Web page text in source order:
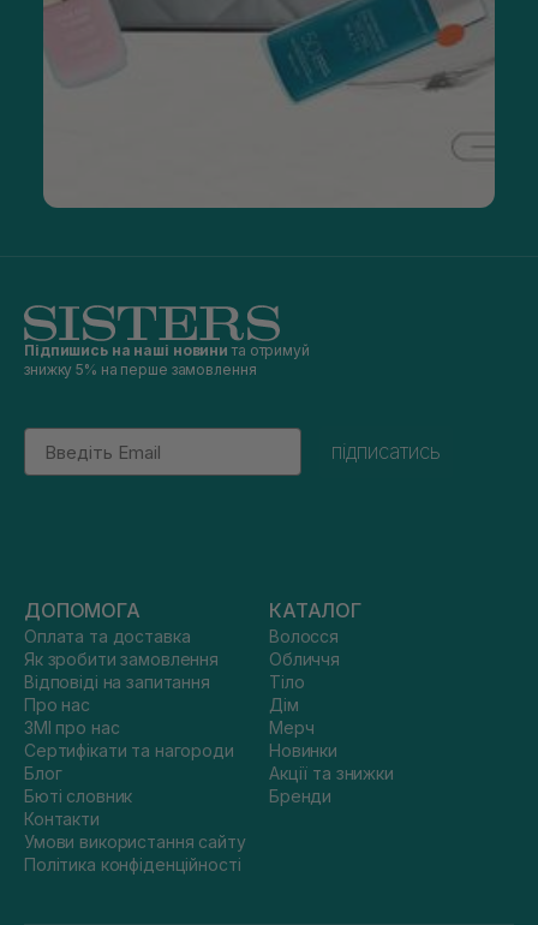
Підпишись на наші новини та отримуй
знижку 5% на перше замовлення
Email
підписатись
ДОПОМОГА
Оплата та доставка
Як зробити замовлення
Відповіді на запитання
Про нас
ЗМІ про нас
Сертифікати та нагороди
Блог
Бюті словник
Контакти
Умови використання сайту
Політика конфіденційності
КАТАЛОГ
Волосся
Обличчя
Тіло
Дім
Мерч
Новинки
Акції та знижки
Бренди